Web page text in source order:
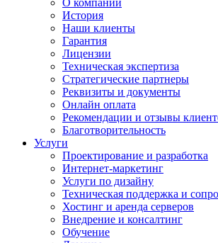
О компании
История
Наши клиенты
Гарантия
Лицензии
Техническая экспертиза
Стратегические партнеры
Реквизиты и документы
Онлайн оплата
Рекомендации и отзывы
Благотворительность
Услуги
Проектирование и разработка
Интернет-маркетинг
Услуги по дизайну
Техническая поддержка и
Хостинг и аренда серверов
Внедрение и консалтинг
Обучение